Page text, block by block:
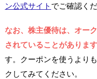
ン公式サイト でご確認くだ
なお、株主優待は、オー
されていることがあります
す。クーポンを使うより
クしてみてください。